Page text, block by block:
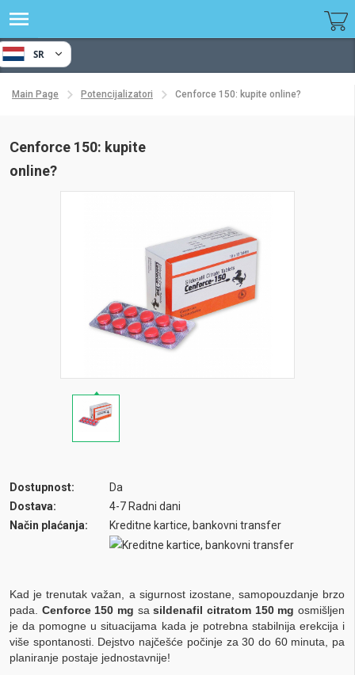
SR
Main Page Potencijalizatori Cenforce 150: kupite online?
Cenforce 150: kupite
online?
Dostupnost:
Da
Dostava:
4-7 Radni dani
Način plaćanja:
Kreditne kartice, bankovni transfer
Kad je trenutak važan, a sigurnost izostane, samopouzdanje brzo
pada. Cenforce 150 mg sasildenafil citratom 150 mg osmišljen
je da pomogne u situacijama kada je potrebna stabilnija erekcija i
više spontanosti. Dejstvo najčešće počinje za 30 do 60 minuta, pa
planiranje postaje jednostavnije!